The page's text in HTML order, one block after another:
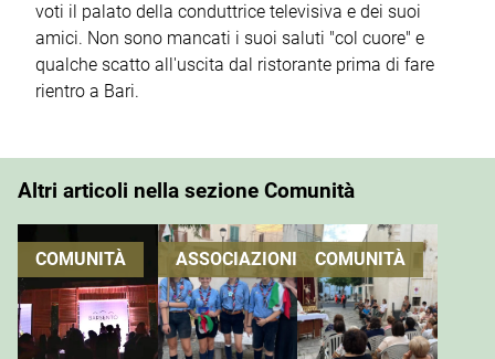
voti il palato della conduttrice televisiva e dei suoi
amici. Non sono mancati i suoi saluti "col cuore" e
qualche scatto all'uscita dal ristorante prima di fare
rientro a Bari.
Altri articoli nella sezione Comunità
COMUNITÀ ASSOCIAZIONI COMUNITÀ